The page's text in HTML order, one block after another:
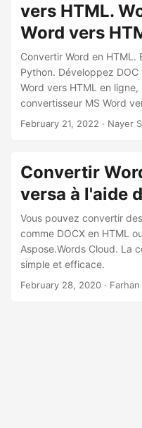
vers HTML.
Word vers
Convertir Word en HTML.
Python. Développez DOC
Word vers HTML en
convertisseur MS Word
ligne
February 21, 2022 · Nayer
Convertir
versa à l'aide
Vous pouvez convertir
comme DOCX en HTML
Aspose.Words Cloud. La
simple et efficace.
February 28, 2020 ·